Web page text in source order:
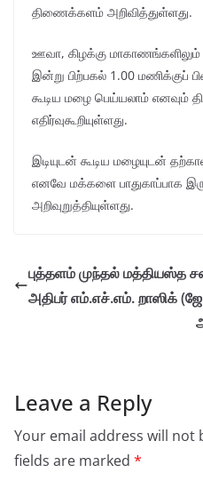
திணைக்களம் அறிவித்துள்ளது.
ஊவா, கிழக்கு மாகாணங்களிலும்
இன்று பிற்பகல் 1.00 மணிக்குப்
கூடிய மழை பெய்யலாம் எனவும்
எதிர்வுகூறியுள்ளது.
இடியுடன் கூடிய மழையுடன்
எனவே மக்களை பாதுகாப்பாக
அறிவுறுத்தியுள்ளது.
புத்தளம் முந்தல் மத்தியஸ்த
அதிபர் எம்.எச்.எம். றாஸிக்
Leave a Reply
Your email address will not
fields are marked *